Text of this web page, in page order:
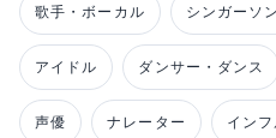
歌手・ボーカル シンガーソ
アイドル ダンサー・ダンス
声優 ナレーター イン